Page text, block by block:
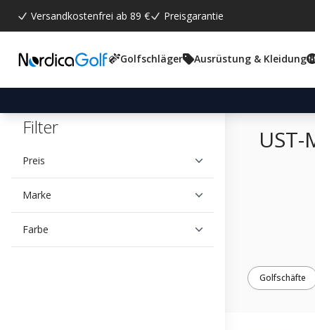
Versandkostenfrei ab 89 € Preisgarantie
Golfschläger Ausrüstung & Kleidung
Filter
Preis
Marke
Farbe
UST-
Golfschäfte